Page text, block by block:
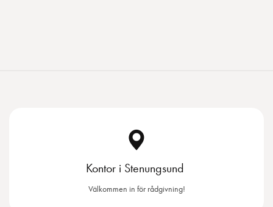
Kontor i Stenungsund
Välkommen in för rådgivning!